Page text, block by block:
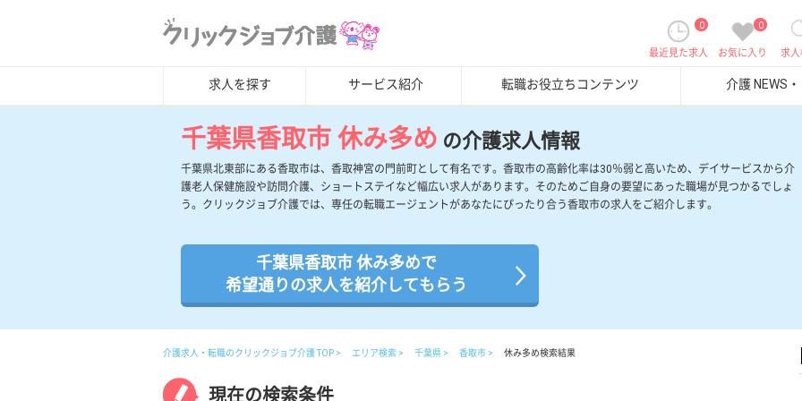
求
0
お気に入り
0
最近見た求人
求人を探す サービス紹介 転職お役立ちコンテンツ 介護 NEWS
千葉県香取市 休み多め の介護求人情報
千葉県北東部にある香取市は、香取神宮の門前町として有名です。香取市の高齢化率は30％弱と高いため、デイサービスから介
護老人保健施設や訪問介護、ショートステイなど幅広い求人があります。そのためご自身の要望にあった職場が見つかるでしょ
う。クリックジョブ介護では、専任の転職エージェントがあなたにぴったり合う香取市の求人をご紹介します。
千葉県香取市 休み多めで
希望通りの求人を紹介してもらう
介護求人・転職のクリックジョブ介護 TOP エリア検索 千葉県 香取市 休み多め検索結果
現在の検索条件